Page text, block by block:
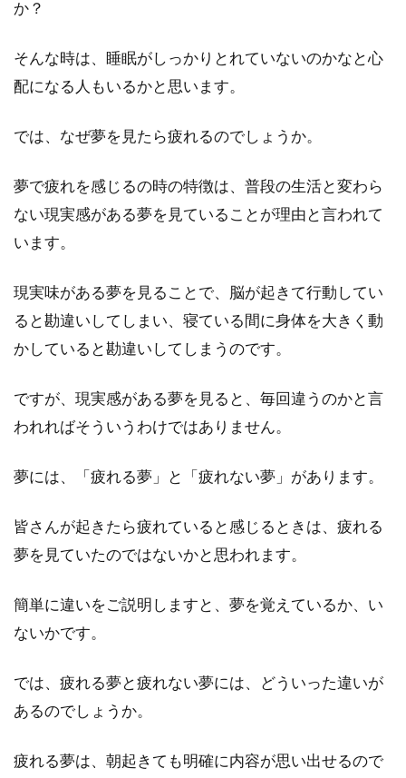
夜、寝る前にお茶を飲むとほっこりと落ち着い
の効果を...
肌荒れ防止には質のよい睡眠時間が
不可欠！その対策とは？
ゃいませんか...
の日は適しているのか！？
アウトドアが盛んに行われる時期です。この時
睡眠の質があがるの？
「夜の寝付きがものすごく悪い…」「全くリラ...
短い睡眠の回復効果ってどのくら
か？
そんな時は、睡眠がしっかりとれていないのかなと心
配になる人もいるかと思います。
では、なぜ夢を見たら疲れるのでしょうか。
夢で疲れを感じるの時の特徴は、普段の生活と変わら
ない現実感がある夢を見ていることが理由と言われて
います。
現実味がある夢を見ることで、脳が起きて行動してい
ると勘違いしてしまい、寝ている間に身体を大きく動
かしていると勘違いしてしまうのです。
ですが、現実感がある夢を見ると、毎回違うのかと言
われればそういうわけではありません。
夢には、「疲れる夢」と「疲れない夢」があります。
皆さんが起きたら疲れていると感じるときは、疲れる
夢を見ていたのではないかと思われます。
簡単に違いをご説明しますと、夢を覚えているか、い
ないかです。
では、疲れる夢と疲れない夢には、どういった違いが
あるのでしょうか。
疲れる夢は、朝起きても明確に内容が思い出せるので